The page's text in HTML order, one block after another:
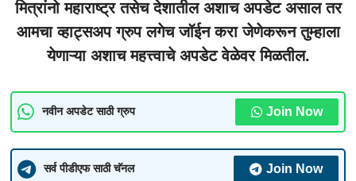
मित्रांनो महाराष्ट्र तसेच देशातील अशाच अपडेट असाल तर
आमचा व्हाट्सअप ग्रुप लगेच जॉईन करा जेणेकरून तुम्हाला
येणाऱ्या अशाच महत्त्वाचे अपडेट वेळेवर मिळतील.
नवीन अपडेट साठी ग्रुप Join Now
सर्व पीडीएफ साठी चॅनल Join Now